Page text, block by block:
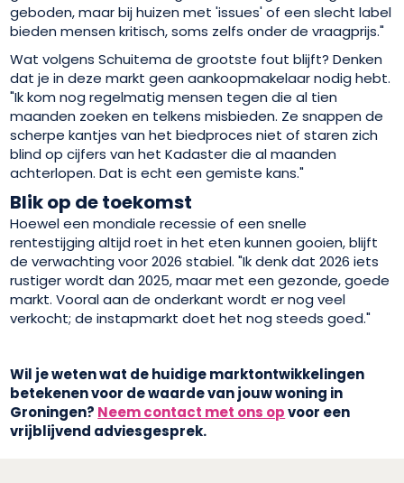
geboden, maar bij huizen met 'issues' of een slecht label
bieden mensen kritisch, soms zelfs onder de vraagprijs."
Wat volgens Schuitema de grootste fout blijft? Denken
dat je in deze markt geen aankoopmakelaar nodig hebt.
"Ik kom nog regelmatig mensen tegen die al tien
maanden zoeken en telkens misbieden. Ze snappen de
scherpe kantjes van het biedproces niet of staren zich
blind op cijfers van het Kadaster die al maanden
achterlopen. Dat is echt een gemiste kans."
Blik op de toekomst
Hoewel een mondiale recessie of een snelle
rentestijging altijd roet in het eten kunnen gooien, blijft
de verwachting voor 2026 stabiel. "Ik denk dat 2026 iets
rustiger wordt dan 2025, maar met een gezonde, goede
markt. Vooral aan de onderkant wordt er nog veel
verkocht; de instapmarkt doet het nog steeds goed."
Wil je weten wat de huidige marktontwikkelingen
betekenen voor de waarde van jouw woning in
Groningen? Neem contact met ons opvoor een
vrijblijvend adviesgesprek.